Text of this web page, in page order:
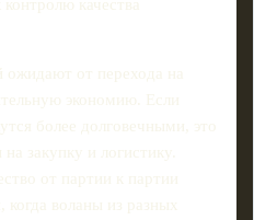
качества
от перехода на
экономию. Если
более долговечными, это
закупку и логистику.
от партии к партии
когда воланы из разных